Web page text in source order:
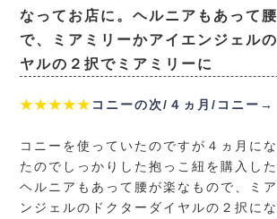
なってお店に。ヘルニアもあって
で、ミアミリーかアイエンジェル
ヤルの２択でミアミリーに
★★★★★ コニーの次/４ヵ月/コニー→
コニーを使っていたのですが４ヵ月に
たのでしっかりした抱っこ紐を購入し
ヘルニアもあって腰が楽なもので、ミ
ンジェルのドクターダイヤルの２択に